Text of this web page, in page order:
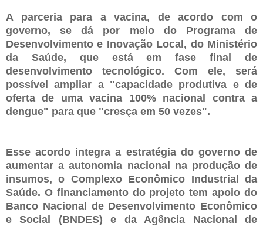
A parceria para a vacina, de acordo com o
governo, se dá por meio do Programa de
Desenvolvimento e Inovação Local, do Ministério
da Saúde, que está em fase final de
desenvolvimento tecnológico. Com ele, será
possível ampliar a "capacidade produtiva e de
oferta de uma vacina 100% nacional contra a
dengue" para que "cresça em 50 vezes".
Esse acordo integra a estratégia do governo de
aumentar a autonomia nacional na produção de
insumos, o Complexo Econômico Industrial da
Saúde. O financiamento do projeto tem apoio do
Banco Nacional de Desenvolvimento Econômico
e Social (BNDES) e da Agência Nacional de